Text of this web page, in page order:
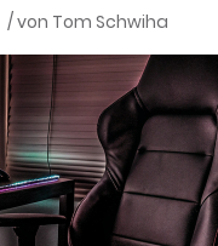
/ von Tom Schwiha